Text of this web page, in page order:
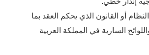
أو القانون الذي يحكم العقد بما
السارية في المملكة العربية